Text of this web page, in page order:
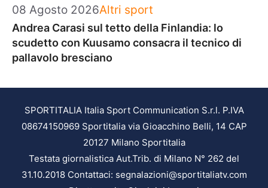
08 Agosto 2026Categorie
Altri sport
Andrea Carasi sul tetto della Finlandia: lo
scudetto con Kuusamo consacra il tecnico di
pallavolo bresciano
SPORTITALIA Italia Sport Communication S.r.l. P.IVA
08674150969 Sportitalia via Gioacchino Belli, 14 CAP
20127 Milano Sportitalia
Testata giornalistica Aut.Trib. di Milano N° 262 del
31.10.2018 Contattaci: segnalazioni@sportitaliatv.com